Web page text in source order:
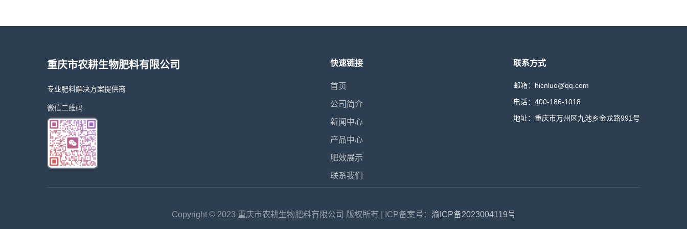
重庆市农耕生物肥料有限公司
专业肥料解决方案提供商
微信二维码
快速链接
首页
公司简介
新闻中心
产品中心
肥效展示
联系我们
联系方式
邮箱：hicnluo@qq.com
电话：400-186-1018
地址：重庆市万州区九池乡金龙路991号
Copyright © 2023 重庆市农耕生物肥料有限公司 版权所有 | ICP备案号： 渝ICP备2023004119号